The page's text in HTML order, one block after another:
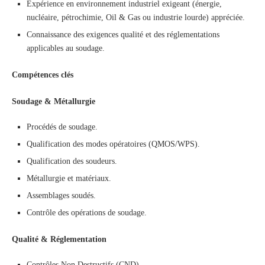
Expérience en environnement industriel exigeant (énergie,
nucléaire, pétrochimie, Oil & Gas ou industrie lourde) appréciée.
Connaissance des exigences qualité et des réglementations
applicables au soudage.
Compétences clés
Soudage & Métallurgie
Procédés de soudage.
Qualification des modes opératoires (QMOS/WPS).
Qualification des soudeurs.
Métallurgie et matériaux.
Assemblages soudés.
Contrôle des opérations de soudage.
Qualité & Réglementation